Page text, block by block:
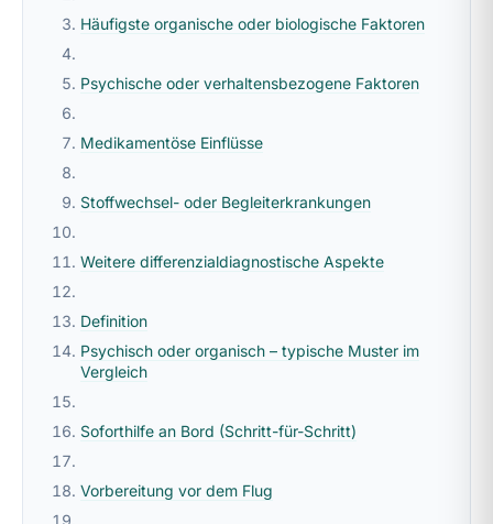
Häufigste organische oder biologische Faktoren
Psychische oder verhaltensbezogene Faktoren
Medikamentöse Einflüsse
Stoffwechsel- oder Begleiterkrankungen
Weitere differenzialdiagnostische Aspekte
Definition
Psychisch oder organisch – typische Muster im
Vergleich
Soforthilfe an Bord (Schritt-für-Schritt)
Vorbereitung vor dem Flug